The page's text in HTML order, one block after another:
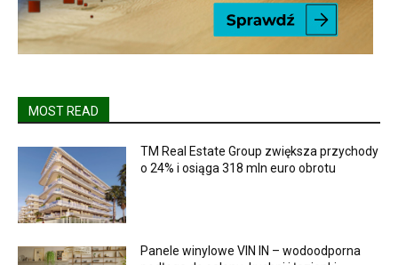
MOST READ
TM Real Estate Group zwiększa przychody
o 24% i osiąga 318 mln euro obrotu
Panele winylowe VIN IN – wodoodporna